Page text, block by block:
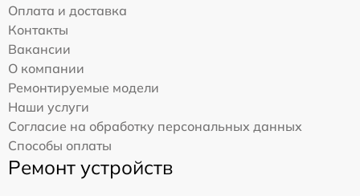
Оплата и доставка
Контакты
Вакансии
О компании
Ремонтируемые модели
Наши услуги
Согласие на обработку персональных данных
Способы оплаты
Ремонт устройств